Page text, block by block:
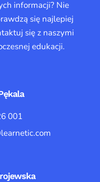
informacji? Nie
się najlepiej
się z naszymi
edukacji.
001